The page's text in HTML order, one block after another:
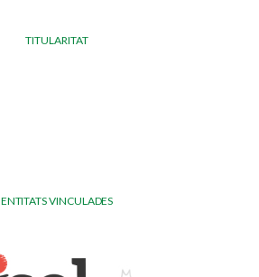
TITULARITAT
ENTITATS VINCULADES